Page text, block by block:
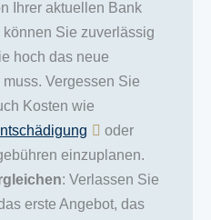
Ihrer aktuellen Bank
Sie zuverlässig
hoch das neue
Vergessen Sie
Kosten wie
oder
einzuplanen.
: Verlassen Sie
erste Angebot, das